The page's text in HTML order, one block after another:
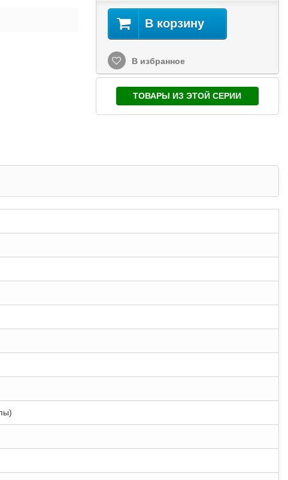
В корзину
В избранное
ТОВАРЫ ИЗ ЭТОЙ СЕРИИ